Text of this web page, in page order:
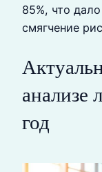
85%, что
смягчение
анализе
год